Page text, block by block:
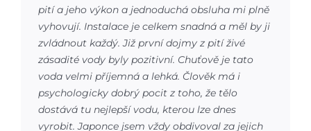
pití a jeho výkon a jednoduchá obsluha mi plně
vyhovují. Instalace je celkem snadná a měl by ji
zvládnout každý. Již první dojmy z pití živé
zásadité vody byly pozitivní. Chuťově je tato
voda velmi příjemná a lehká. Člověk má i
psychologicky dobrý pocit z toho, že tělo
dostává tu nejlepší vodu, kterou lze dnes
vyrobit. Japonce jsem vždy obdivoval za jejich